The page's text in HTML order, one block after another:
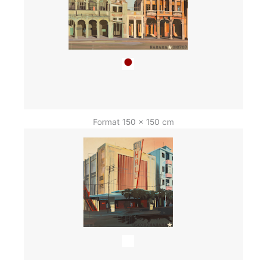
Format 150 x 150 cm